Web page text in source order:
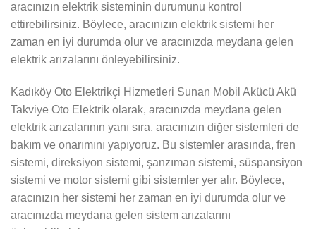
aracınızın elektrik sisteminin durumunu kontrol
ettirebilirsiniz. Böylece, aracınızın elektrik sistemi her
zaman en iyi durumda olur ve aracınızda meydana gelen
elektrik arızalarını önleyebilirsiniz.
Kadıköy Oto Elektrikçi Hizmetleri Sunan Mobil Akücü Akü
Takviye Oto Elektrik olarak, aracınızda meydana gelen
elektrik arızalarının yanı sıra, aracınızın diğer sistemleri de
bakım ve onarımını yapıyoruz. Bu sistemler arasında, fren
sistemi, direksiyon sistemi, şanzıman sistemi, süspansiyon
sistemi ve motor sistemi gibi sistemler yer alır. Böylece,
aracınızın her sistemi her zaman en iyi durumda olur ve
aracınızda meydana gelen sistem arızalarını